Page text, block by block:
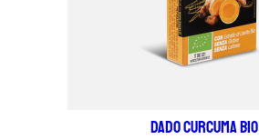
Dado Curcuma BIO